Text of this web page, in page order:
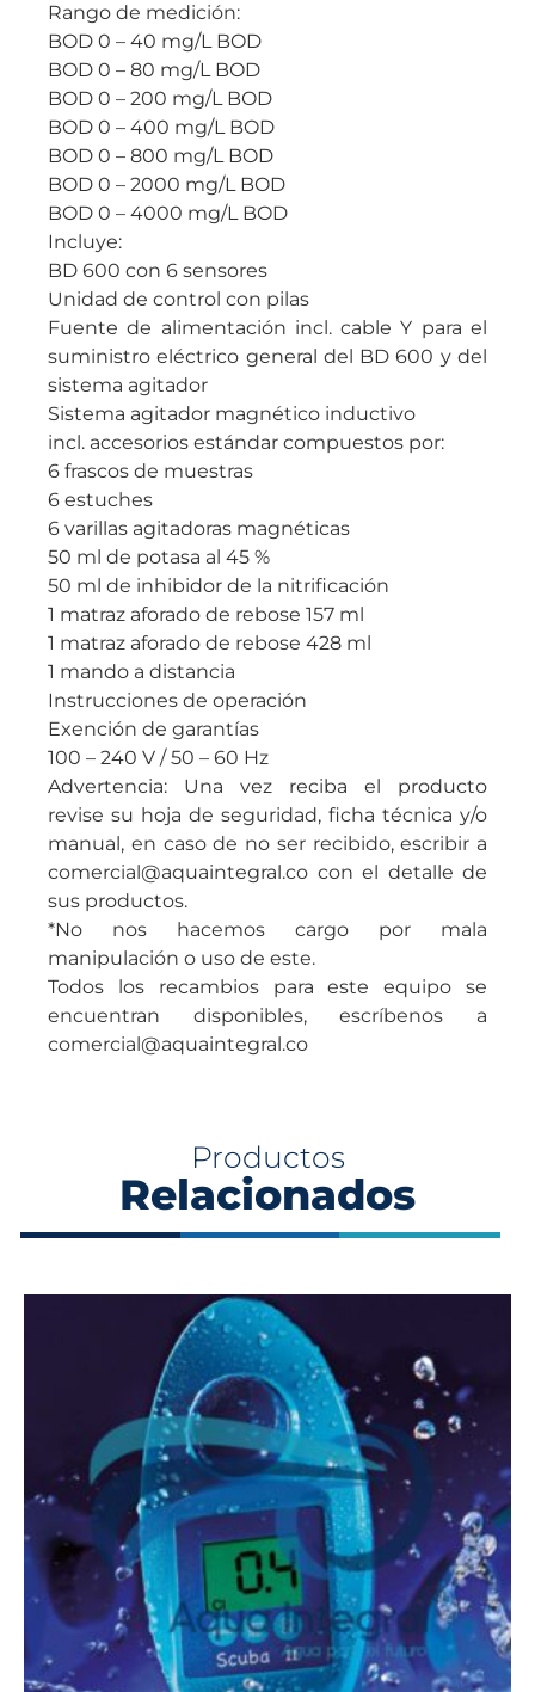
Rango de medición:
BOD 0 – 40 mg/L BOD
BOD 0 – 80 mg/L BOD
BOD 0 – 200 mg/L BOD
BOD 0 – 400 mg/L BOD
BOD 0 – 800 mg/L BOD
BOD 0 – 2000 mg/L BOD
BOD 0 – 4000 mg/L BOD
Incluye:
BD 600 con 6 sensores
Unidad de control con pilas
Fuente de alimentación incl. cable Y para el
suministro eléctrico general del BD 600 y del
sistema agitador
Sistema agitador magnético inductivo
incl. accesorios estándar compuestos por:
6 frascos de muestras
6 estuches
6 varillas agitadoras magnéticas
50 ml de potasa al 45 %
50 ml de inhibidor de la nitrificación
1 matraz aforado de rebose 157 ml
1 matraz aforado de rebose 428 ml
1 mando a distancia
Instrucciones de operación
Exención de garantías
100 – 240 V / 50 – 60 Hz
Advertencia: Una vez reciba el producto
revise su hoja de seguridad, ficha técnica y/o
manual, en caso de no ser recibido, escribir a
comercial@aquaintegral.co con el detalle de
sus productos.
*No nos hacemos cargo por mala
manipulación o uso de este.
Todos los recambios para este equipo se
encuentran disponibles, escríbenos a
comercial@aquaintegral.co
Productos
Relacionados